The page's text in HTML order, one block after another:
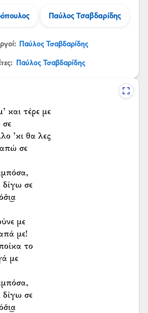
Παύλος Τσαβδαρίδης
Παύλος Τσαβδαρίδης
Παύλος Τσαβδαρίδης
και τέρε με
’κι θα λες
σε
δίγω σε
με
με!
το
με
δίγω σε